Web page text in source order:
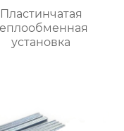
Пластинчатая
установка